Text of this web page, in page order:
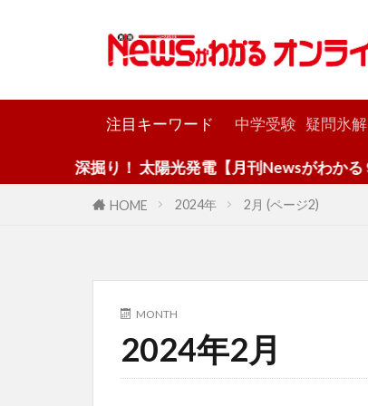
注目キーワード 中学受験 疑問氷解
掘り！ 太陽光発電【月刊Newsがわかる９月号】
HOME 2024年 2月 (ページ2)
MONTH
2024年2月